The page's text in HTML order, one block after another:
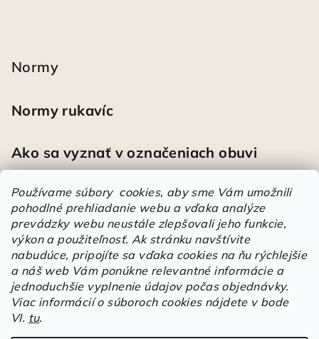
Používame súbory cookies, aby sme Vám umožnili
pohodlné prehliadanie webu a vďaka analýze
prevádzky webu neustále zlepšovali jeho funkcie,
výkon a použiteľnosť. Ak stránku navštívite
nabudúce, pripojíte sa vďaka cookies na ňu rýchlejšie
a náš web Vám ponúkne relevantné informácie a
jednoduchšie vyplnenie údajov počas objednávky.
Viac informácií o súboroch cookies nájdete v bode
VI. tu.
Normy
Normy rukavíc
Ako sa vyznať v označeniach obuvi
Heureka
Športové pracovné poltopánky PRESTIGE CLASSIC biele
Hodnotenie produktu je 5 z 5 hviezdičiek.
| Mária
Á